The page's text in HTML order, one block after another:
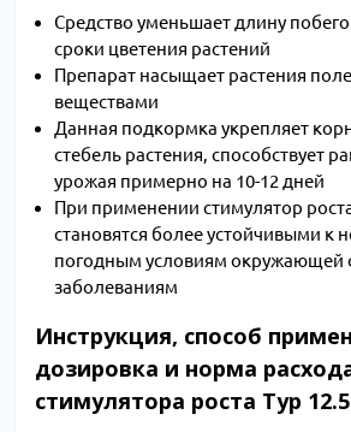
Средство уменьшает длину
сроки цветения растений
Препарат насыщает растения
веществами
Данная подкормка укрепляет
стебель растения, способствует
урожая примерно на 10-12 дней
При применении стимулятор
становятся более устойчивыми к
погодным условиям окружающей
заболеваниям
Инструкция, способ
дозировка и норма
стимулятора роста Тур